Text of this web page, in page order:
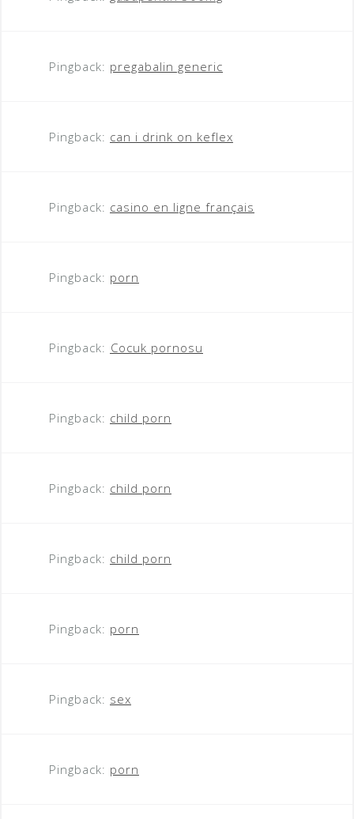
Pingback: pregabalin generic
Pingback: can i drink on keflex
Pingback: casino en ligne français
Pingback: porn
Pingback: Cocuk pornosu
Pingback: child porn
Pingback: child porn
Pingback: child porn
Pingback: porn
Pingback: sex
Pingback: porn